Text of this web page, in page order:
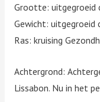
Grootte: uitgegroeid
Gewicht: uitgegroeid
Ras: kruising
Achtergrond:
Lissabon. Nu in het